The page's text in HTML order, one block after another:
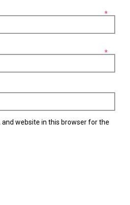
*
*
and website in this browser for the